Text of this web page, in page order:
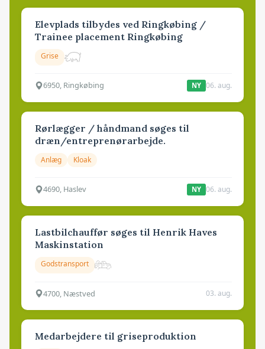
Elevplads tilbydes ved Ringkøbing /
Trainee placement Ringkøbing
Grise
6950, Ringkøbing NY 06. aug.
Rørlægger / håndmand søges til
dræn/entreprenørarbejde.
Anlæg Kloak
4690, Haslev NY 06. aug.
Lastbilchauffør søges til Henrik Haves
Maskinstation
Godstransport
4700, Næstved 03. aug.
Medarbejdere til griseproduktion